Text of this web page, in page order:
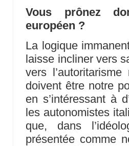
Vous prônez
européen ?
La logique
laisse incliner vers
vers
doivent être notre
en s’intéressant à
les autonomistes
que, dans
présentée comme